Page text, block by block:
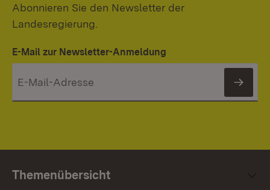
Abonnieren Sie den Newsletter der
Landesregierung.
E-Mail zur Newsletter-Anmeldung
Themenübersicht